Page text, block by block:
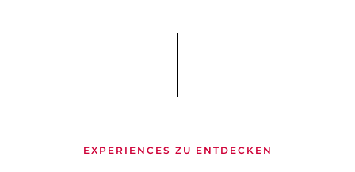
EXPERIENCES ZU ENTDECKEN